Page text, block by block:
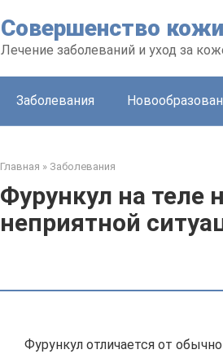
Совершенство кожи
Лечение заболеваний и уход за
Заболевания
Главная » Заболевания
Фурункул на теле
неприятной
Фурункул отличается от